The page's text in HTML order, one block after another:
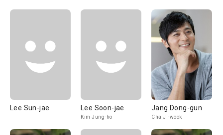
Lee Sun-jae Lee Soon-jae
Kim Jung-ho
Jang Dong-gun
Cha Ji-wook